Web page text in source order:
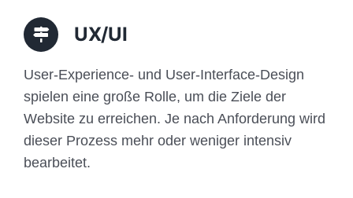
UX/UI
User-Experience- und User-Interface-Design
spielen eine große Rolle, um die Ziele der
Website zu erreichen. Je nach Anforderung wird
dieser Prozess mehr oder weniger intensiv
bearbeitet.